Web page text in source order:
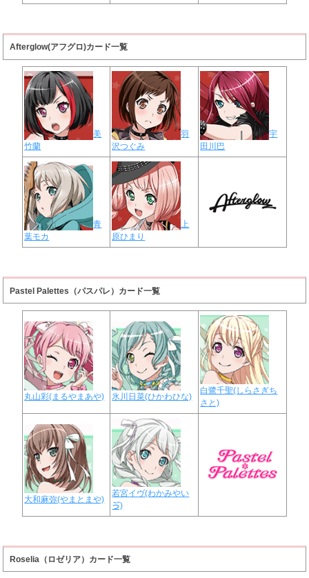
Afterglow(アフグロ)カード一覧
美
竹蘭
羽
沢つぐみ
宇
田川巴
青
葉モカ
上
原ひまり
Pastel Palettes（パスパレ）カード一覧
丸山彩(まるやまあや) 氷川日菜(ひかわひな)
白鷺千聖(しらさぎち
さと)
大和麻弥(やまとまや)
若宮イヴ(わかみやい
ゔ)
Roselia（ロゼリア）カード一覧